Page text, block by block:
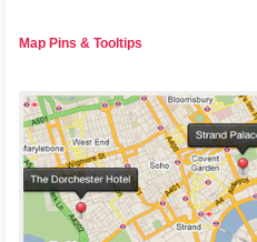
Map Pins & Tooltips